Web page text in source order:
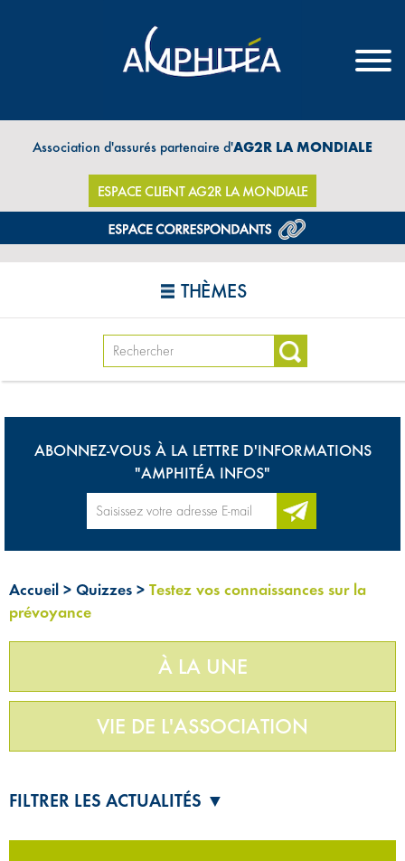
Association d'assurés partenaire d'AG2R LA MONDIALE
ESPACE CLIENT AG2R LA MONDIALE
THÈMES
ABONNEZ-VOUS À LA LETTRE D'INFORMATIONS
"AMPHITÉA INFOS"
Accueil > Quizzes > Testez vos connaissances sur la
prévoyance
À LA UNE
VIE DE L'ASSOCIATION
FILTRER LES ACTUALITÉS ▼